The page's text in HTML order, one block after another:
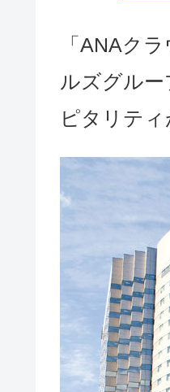
「ANAク
ルズグル
ピタリテ